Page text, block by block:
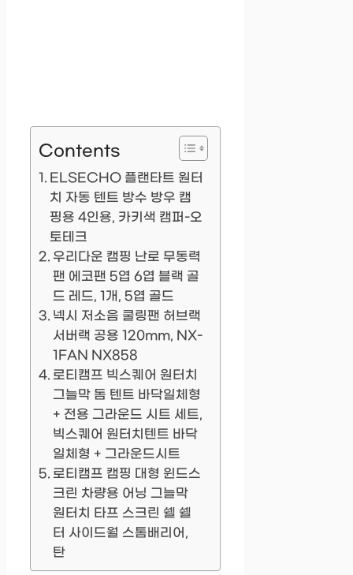
Contents
ELSECHO 플랜타트 원터
치 자동 텐트 방수 방우 캠
핑용 4인용, 카키색 캠퍼-오
토테크
우리다운 캠핑 난로 무동력
팬 에코팬 5엽 6엽 블랙 골
드 레드, 1개, 5엽 골드
넥시 저소음 쿨링팬 허브랙
서버랙 공용 120mm, NX-
1FAN NX858
로티캠프 빅스퀘어 원터치
그늘막 돔 텐트 바닥일체형
+ 전용 그라운드 시트 세트,
빅스퀘어 원터치텐트 바닥
일체형 + 그라운드시트
로티캠프 캠핑 대형 윈드스
크린 차량용 어닝 그늘막
원터치 타프 스크린 쉘 쉘
터 사이드월 스톰배리어,
탄